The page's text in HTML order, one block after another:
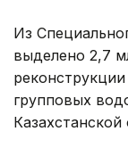
Из
выделено 2,7
групповых
Казахстанской